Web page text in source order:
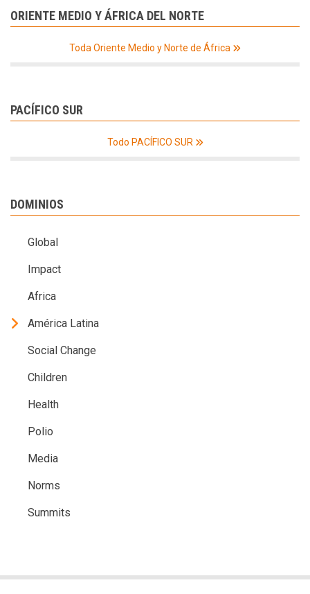
ORIENTE MEDIO Y ÁFRICA DEL NORTE
Toda Oriente Medio y Norte de África
PACÍFICO SUR
Todo PACÍFICO SUR
DOMINIOS
Global
Impact
Africa
América Latina
Social Change
Children
Health
Polio
Media
Norms
Summits